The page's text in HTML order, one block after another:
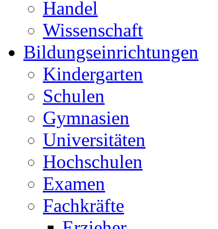
Handel
Wissenschaft
Bildungseinrichtungen
Kindergarten
Schulen
Gymnasien
Universitäten
Hochschulen
Examen
Fachkräfte